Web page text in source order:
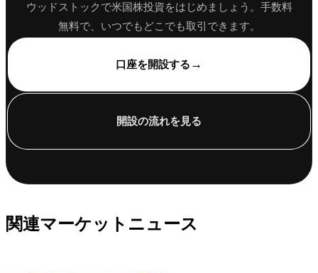
ウッドストックで米国株投資をはじめましょう。手数料
無料で、いつでもどこでも取引できます。
口座を開設する →
開設の流れを見る
関連マーケットニュース